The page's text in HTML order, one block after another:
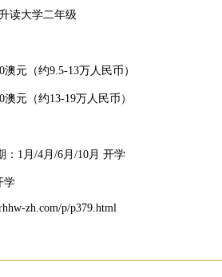
读大学二年级
元（约9.5-13万人民币）
元（约13-19万人民币）
：1月/4月/6月/10月 开学
学
zh.com/p/p379.html